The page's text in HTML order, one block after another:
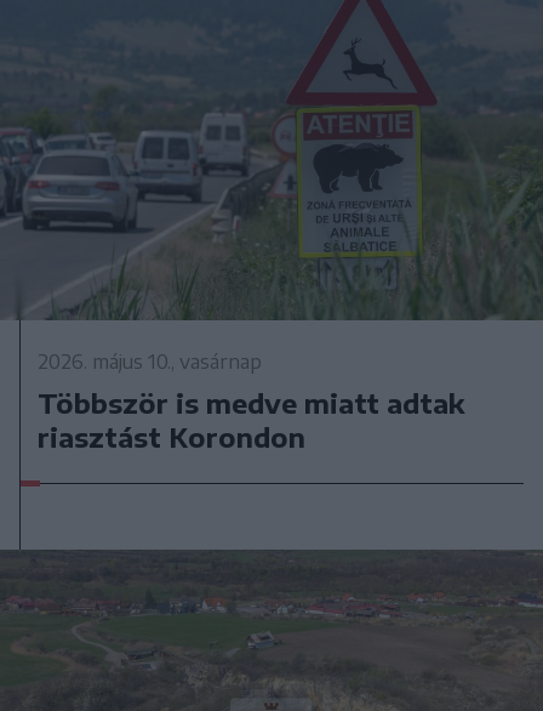
2026. május 10., vasárnap
Többször is medve miatt adtak
riasztást Korondon